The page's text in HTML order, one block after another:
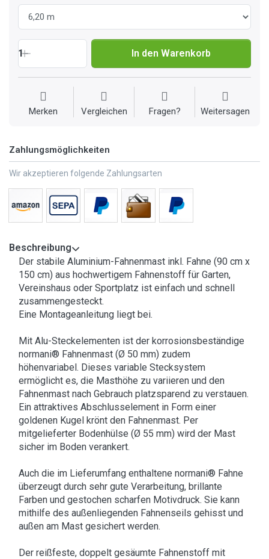
1 In den Warenkorb
Merken Vergleichen Fragen? Weitersagen
Zahlungsmöglichkeiten
Wir akzeptieren folgende Zahlungsarten
Beschreibung
Der stabile Aluminium-Fahnenmast inkl. Fahne (90 cm x
150 cm) aus hochwertigem Fahnenstoff für Garten,
Vereinshaus oder Sportplatz ist einfach und schnell
zusammengesteckt.
Eine Montageanleitung liegt bei.
Mit Alu-Steckelementen ist der korrosionsbeständige
normani® Fahnenmast (Ø 50 mm) zudem
höhenvariabel. Dieses variable Stecksystem
ermöglicht es, die Masthöhe zu variieren und den
Fahnenmast nach Gebrauch platzsparend zu verstauen.
Ein attraktives Abschlusselement in Form einer
goldenen Kugel krönt den Fahnenmast. Per
mitgelieferter Bodenhülse (Ø 55 mm) wird der Mast
sicher im Boden verankert.
Auch die im Lieferumfang enthaltene normani® Fahne
überzeugt durch sehr gute Verarbeitung, brillante
Farben und gestochen scharfen Motivdruck. Sie kann
mithilfe des außenliegenden Fahnenseils gehisst und
außen am Mast gesichert werden.
Der reißfeste, doppelt gesäumte Fahnenstoff mit